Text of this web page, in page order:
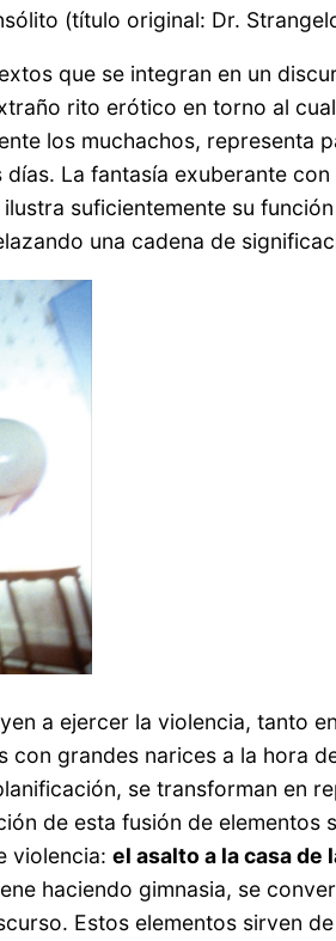
(título original: Dr.
que se integran en un
rito erótico en torno al
los muchachos, representa
días. La fantasía exuberante
suficientemente su
una cadena de
a ejercer la violencia, tanto
grandes narices a la hora
se transforman en
de esta fusión de elementos
violencia:el asalto a la casa de
haciendo gimnasia, se
Estos elementos sirven